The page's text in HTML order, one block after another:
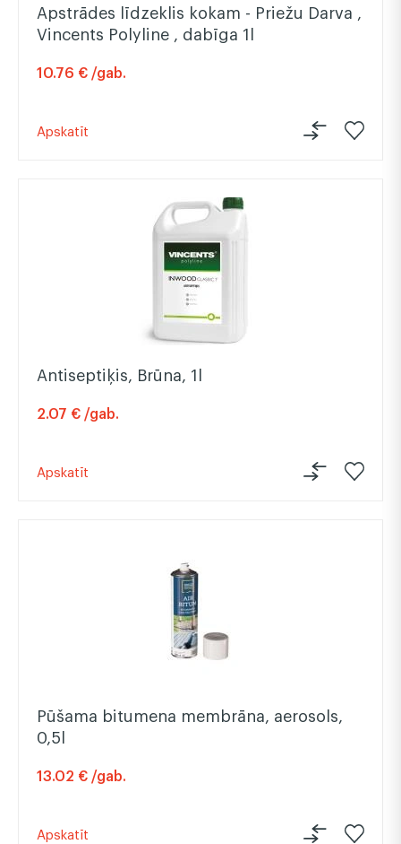
Apstrādes līdzeklis kokam - Priežu Darva ,
Vincents Polyline , dabīga 1l
10.76 € /gab.
Apskatīt
Antiseptiķis, Brūna, 1l
2.07 € /gab.
Apskatīt
Pūšama bitumena membrāna, aerosols,
0,5l
13.02 € /gab.
Apskatīt